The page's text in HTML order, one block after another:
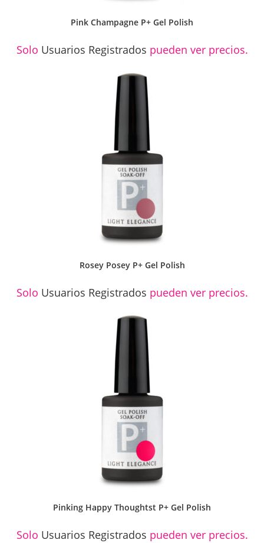
Pink Champagne P+ Gel Polish
Solo Usuarios Registrados pueden ver precios.
Rosey Posey P+ Gel Polish
Solo Usuarios Registrados pueden ver precios.
Pinking Happy Thoughtst P+ Gel Polish
Solo Usuarios Registrados pueden ver precios.